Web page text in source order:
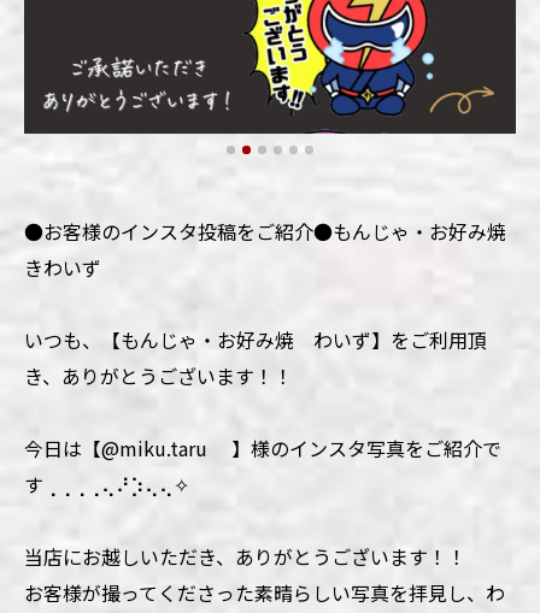
●お客様のインスタ投稿をご紹介●もんじゃ・お好み焼
きわいず
いつも、【もんじゃ・お好み焼 わいず】をご利用頂
き、ありがとうございます！！
今日は【@miku.taru 】様のインスタ写真をご紹介で
す⢀⢀⢀⢀⢄⠜⡱⢄⢄✧
当店にお越しいただき、ありがとうございます！！
お客様が撮ってくださった素晴らしい写真を拝見し、わ